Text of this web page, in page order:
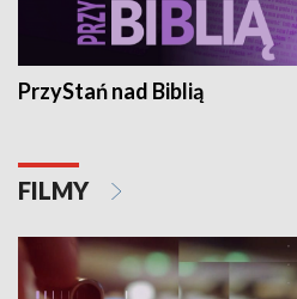
PrzyStań nad Biblią
FILMY